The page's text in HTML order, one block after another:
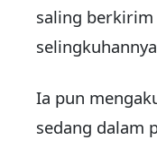
saling berkirim
Ia pun
sedang dalam